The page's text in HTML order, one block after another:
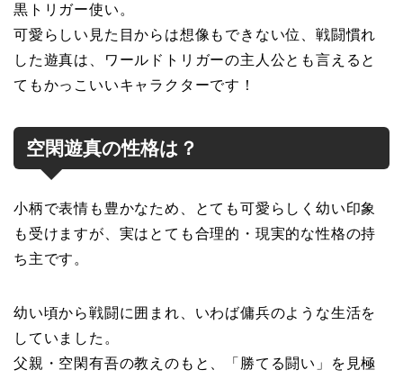
黒トリガー使い。
可愛らしい見た目からは想像もできない位、戦闘慣れ
した遊真は、ワールドトリガーの主人公とも言えると
てもかっこいいキャラクターです！
空閑遊真の性格は？
小柄で表情も豊かなため、とても可愛らしく幼い印象
も受けますが、実はとても合理的・現実的な性格の持
ち主です。
幼い頃から戦闘に囲まれ、いわば傭兵のような生活を
していました。
父親・空閑有吾の教えのもと、「勝てる闘い」を見極